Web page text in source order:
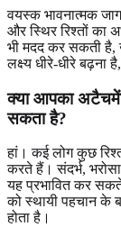
वयस्क भावनात्मक
और स्थिर रिश्तों का
भी मदद कर सकती है,
लक्ष्य धीरे-धीरे बढ़ना
क्या आपका
सकता है?
हां। कई लोग कुछ
करते हैं। संदर्भ,
यह प्रभावित कर
को स्थायी पहचान के
होता है।